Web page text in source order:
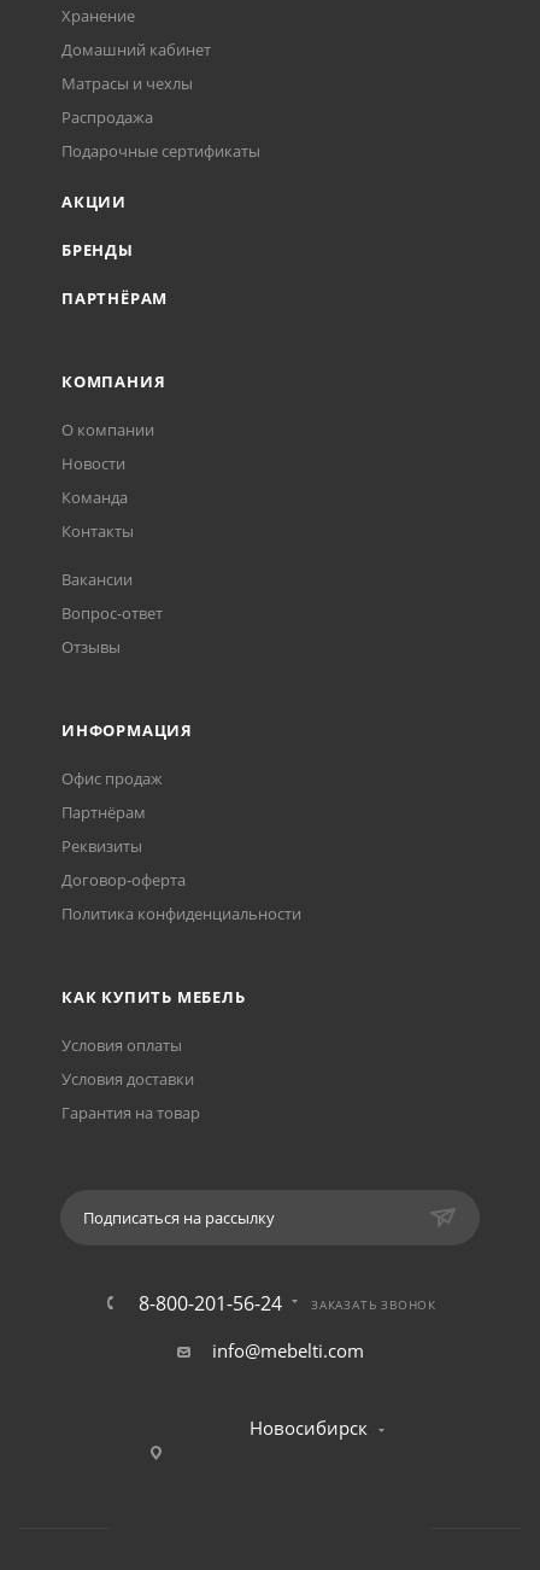
Хранение
Домашний кабинет
Матрасы и чехлы
Распродажа
Подарочные сертификаты
АКЦИИ
БРЕНДЫ
ПАРТНЁРАМ
КОМПАНИЯ
О компании
Новости
Команда
Контакты
Вакансии
Вопрос-ответ
Отзывы
ИНФОРМАЦИЯ
Офис продаж
Партнёрам
Реквизиты
Договор-оферта
Политика конфиденциальности
КАК КУПИТЬ МЕБЕЛЬ
Условия оплаты
Условия доставки
Гарантия на товар
Подписаться на рассылку
8-800-201-56-24 ЗАКАЗАТЬ ЗВОНОК
info@mebelti.com
Новосибирск